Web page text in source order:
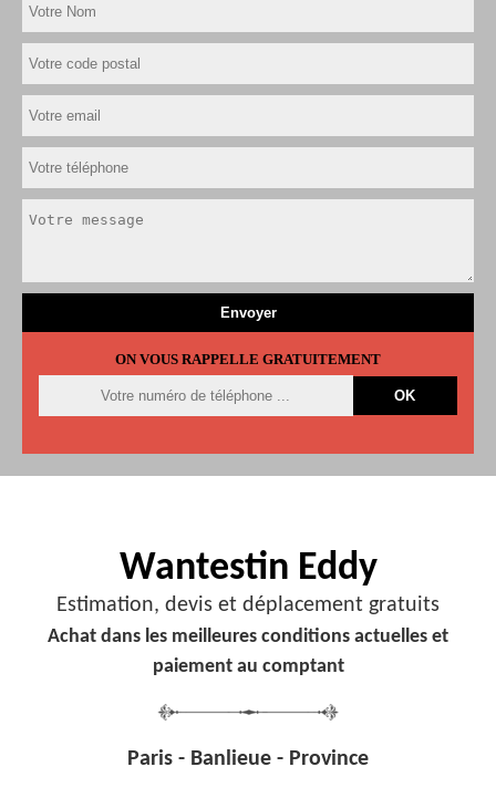
ON VOUS RAPPELLE GRATUITEMENT
Wantestin Eddy
Estimation, devis et déplacement gratuits
Achat dans les meilleures conditions actuelles et
paiement au comptant
Paris - Banlieue - Province